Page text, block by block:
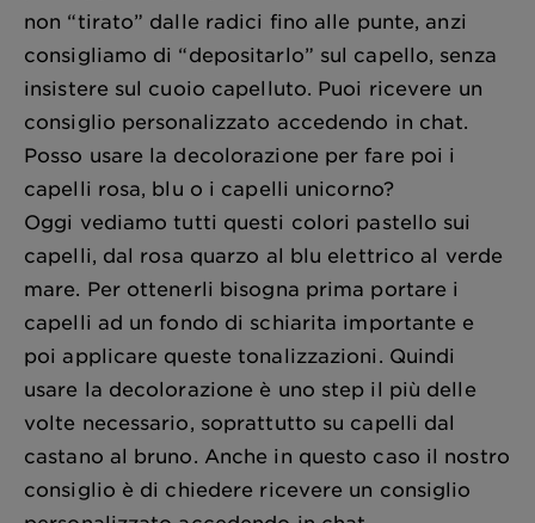
non “tirato” dalle radici fino alle punte, anzi
consigliamo di “depositarlo” sul capello, senza
insistere sul cuoio capelluto. Puoi ricevere un
consiglio personalizzato accedendo in chat.
Posso usare la decolorazione per fare poi i
capelli rosa, blu o i capelli unicorno?
Oggi vediamo tutti questi colori pastello sui
capelli, dal rosa quarzo al blu elettrico al verde
mare. Per ottenerli bisogna prima portare i
capelli ad un fondo di schiarita importante e
poi applicare queste tonalizzazioni. Quindi
usare la decolorazione è uno step il più delle
volte necessario, soprattutto su capelli dal
castano al bruno. Anche in questo caso il nostro
consiglio è di chiedere ricevere un consiglio